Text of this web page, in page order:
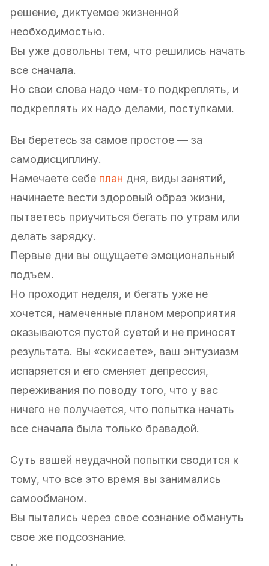
решение, диктуемое жизненной
необходимостью.
Вы уже довольны тем, что решились начать
все сначала.
Но свои слова надо чем-то подкреплять, и
подкреплять их надо делами, поступками.
Вы беретесь за самое простое — за
самодисциплину.
Намечаете себе план дня, виды занятий,
начинаете вести здоровый образ жизни,
пытаетесь приучиться бегать по утрам или
делать зарядку.
Первые дни вы ощущаете эмоциональный
подъем.
Но проходит неделя, и бегать уже не
хочется, намеченные планом мероприятия
оказываются пустой суетой и не приносят
результата. Вы «скисаете», ваш энтузиазм
испаряется и его сменяет депрессия,
переживания по поводу того, что у вас
ничего не получается, что попытка начать
все сначала была только бравадой.
Суть вашей неудачной попытки сводится к
тому, что все это время вы занимались
самообманом.
Вы пытались через свое сознание обмануть
свое же подсознание.